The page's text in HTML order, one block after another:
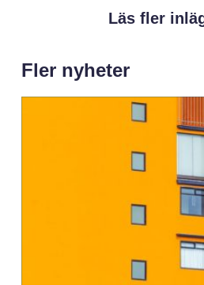
Läs fler
Fler nyheter